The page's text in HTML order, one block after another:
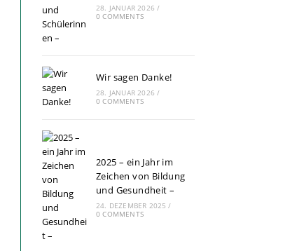
28. JANUAR 2026 /
0 COMMENTS
Wir sagen Danke!
28. JANUAR 2026 /
0 COMMENTS
2025 – ein Jahr im
Zeichen von Bildung
und Gesundheit –
24. DEZEMBER 2025 /
0 COMMENTS